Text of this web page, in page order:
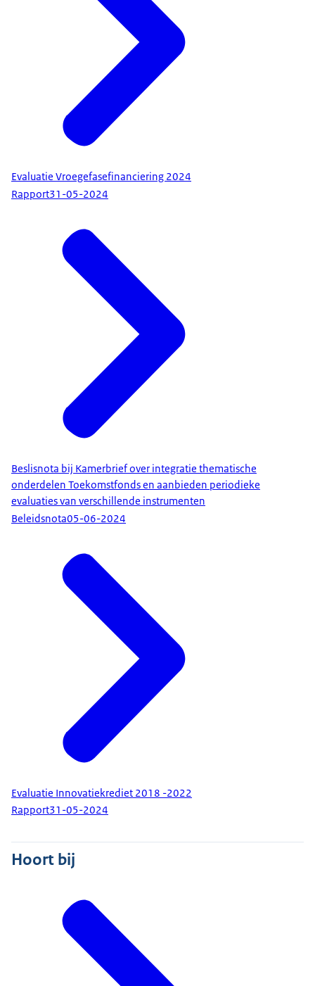
Evaluatie Vroegefasefinanciering 2024
Rapport31-05-2024
Beslisnota bij Kamerbrief over integratie thematische
onderdelen Toekomstfonds en aanbieden periodieke
evaluaties van verschillende instrumenten
Beleidsnota05-06-2024
Evaluatie Innovatiekrediet 2018 -2022
Rapport31-05-2024
Hoort bij